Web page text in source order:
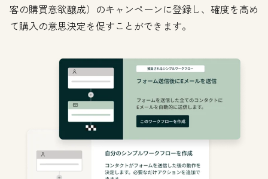
客の購買意欲醸成）のキャンペーンに登録し、確度を高め
て購入の意思決定を促すことができます。